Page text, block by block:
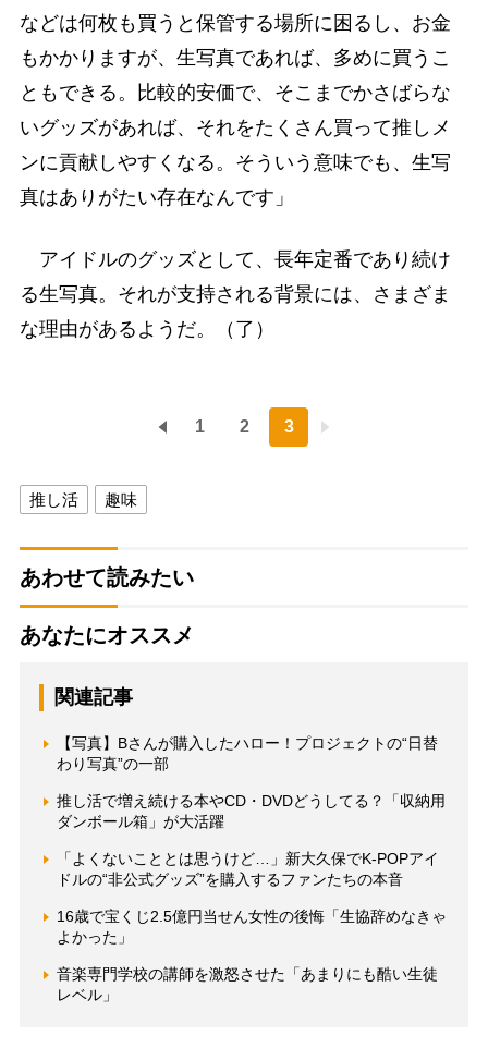
などは何枚も買うと保管する場所に困るし、お金
もかかりますが、生写真であれば、多めに買うこ
ともできる。比較的安価で、そこまでかさばらな
いグッズがあれば、それをたくさん買って推しメ
ンに貢献しやすくなる。そういう意味でも、生写
真はありがたい存在なんです」
アイドルのグッズとして、長年定番であり続け
る生写真。それが支持される背景には、さまざま
な理由があるようだ。（了）
1 2 3
推し活 趣味
あわせて読みたい
あなたにオススメ
関連記事
【写真】Bさんが購入したハロー！プロジェクトの“日替
わり写真”の一部
推し活で増え続ける本やCD・DVDどうしてる？「収納用
ダンボール箱」が大活躍
「よくないこととは思うけど…」新大久保でK-POPアイ
ドルの“非公式グッズ”を購入するファンたちの本音
16歳で宝くじ2.5億円当せん女性の後悔「生協辞めなきゃ
よかった」
音楽専門学校の講師を激怒させた「あまりにも酷い生徒
レベル」